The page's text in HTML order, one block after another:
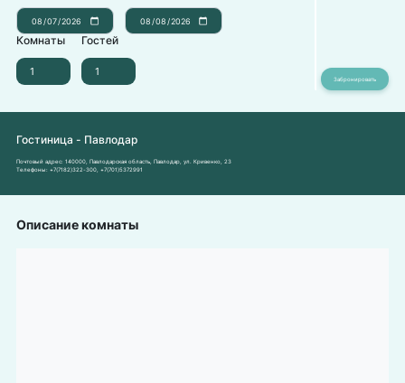
Комнаты Гостей
Гостиница - Павлодар
Почтовый адрес: 140000, Павлодарская область, Павлодар, ул. Кривенко, 23
Телефоны: +7(7182)322-300 +7(701)5372991
Описание комнаты